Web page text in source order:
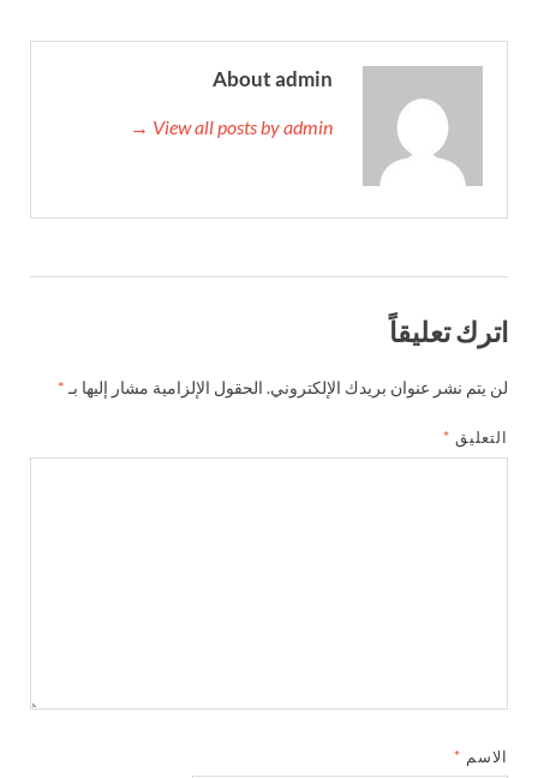
About admin
View all posts by admin →
اترك تعليقاً
لن يتم نشر عنوان بريدك الإلكتروني. الحقول الإلزامية مشار إليها بـ *
التعليق *
الاسم *